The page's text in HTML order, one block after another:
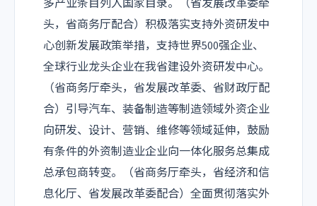
多产业条目列入国家目录。（省发展改革委牵
头，省商务厅配合）积极落实支持外资研发中
心创新发展政策举措，支持世界500强企业、
全球行业龙头企业在我省建设外资研发中心。
（省商务厅牵头，省发展改革委、省财政厅配
合）引导汽车、装备制造等制造领域外资企业
向研发、设计、营销、维修等领域延伸，鼓励
有条件的外资制造业企业向一体化服务总集成
总承包商转变。（省商务厅牵头，省经济和信
息化厅、省发展改革委配合）全面贯彻落实外